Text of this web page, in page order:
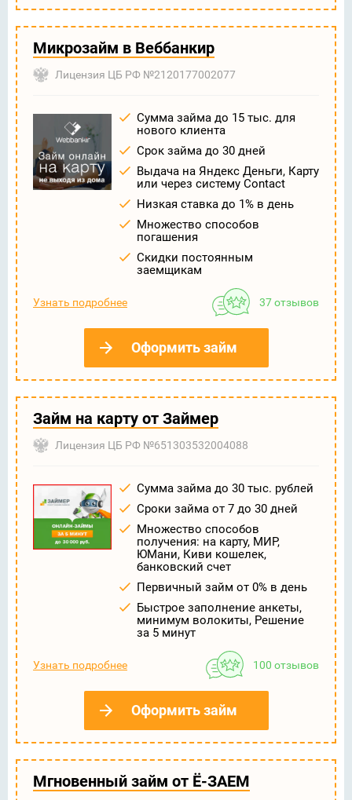
Микрозайм в Веббанкир
Лицензия ЦБ РФ №2120177002077
Сумма займа до 15 тыс. для
нового клиента
Срок займа до 30 дней
Выдача на Яндекс Деньги, Карту
или через систему Contact
Низкая ставка до 1% в день
Множество способов
погашения
Скидки постоянным
заемщикам
Узнать подробнее 37 отзывов
Оформить займ
Займ на карту от Займер
Лицензия ЦБ РФ №651303532004088
Сумма займа до 30 тыс. рублей
Сроки займа от 7 до 30 дней
Множество способов
получения: на карту, МИР,
ЮМани, Киви кошелек,
банковский счет
Первичный займ от 0% в день
Быстрое заполнение анкеты,
минимум волокиты, Решение
за 5 минут
Узнать подробнее 100 отзывов
Оформить займ
Мгновенный займ от Ё-ЗАЕМ